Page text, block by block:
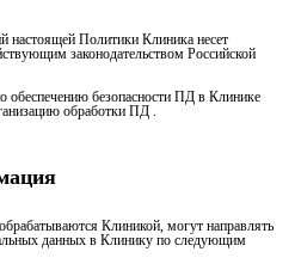
настоящей Политики Клиника несет
законодательством Российской
обеспечению безопасности ПД в Клинике
обработки ПД .
Клиникой, могут направлять
данных в Клинику по следующим